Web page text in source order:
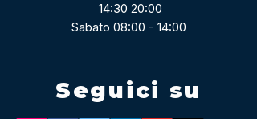
14:30 20:00
Sabato 08:00 - 14:00
Seguici su